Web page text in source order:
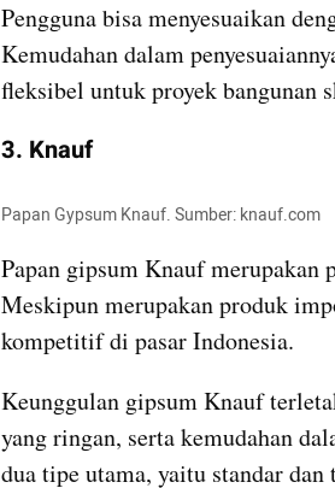
Pengguna bisa menyesuaikan
Kemudahan dalam
fleksibel untuk proyek bangunan
3. Knauf
Papan Gypsum Knauf. Sumber: knauf.com
Papan gipsum Knauf merupakan
Meskipun merupakan produk
kompetitif di pasar Indonesia.
Keunggulan gipsum Knauf
yang ringan, serta kemudahan
dua tipe utama, yaitu standar dan